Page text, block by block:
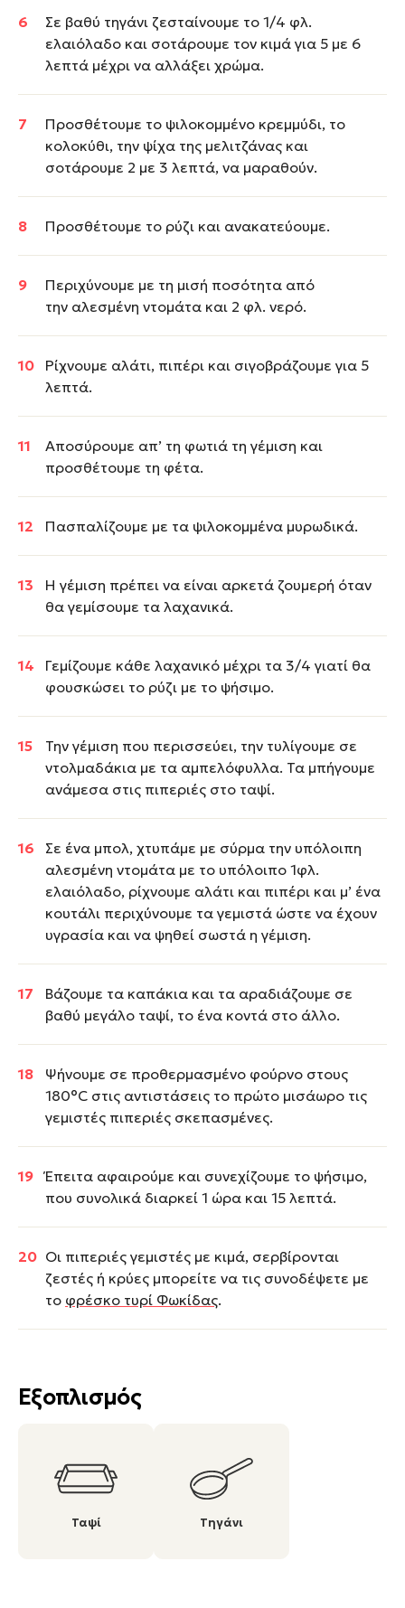
Εξοπλισμός
Ταψί Τηγάνι
Σε βαθύ τηγάνι ζεσταίνουμε το 1/4 φλ.
ελαιόλαδο και σοτάρουμε τον κιμά για 5 με 6
λεπτά μέχρι να αλλάξει χρώμα.
Προσθέτουμε το ψιλοκομμένο κρεμμύδι, το
κολοκύθι, την ψίχα της μελιτζάνας και
σοτάρουμε 2 με 3 λεπτά, να μαραθούν.
Προσθέτουμε το ρύζι και ανακατεύουμε.
Περιχύνουμε με τη μισή ποσότητα από
την αλεσμένη ντομάτα και 2 φλ. νερό.
Ρίχνουμε αλάτι, πιπέρι και σιγοβράζουμε για 5
λεπτά.
Αποσύρουμε απ’ τη φωτιά τη γέμιση και
προσθέτουμε τη φέτα.
Πασπαλίζουμε με τα ψιλοκομμένα μυρωδικά.
Η γέμιση πρέπει να είναι αρκετά ζουμερή όταν
θα γεμίσουμε τα λαχανικά.
Γεμίζουμε κάθε λαχανικό μέχρι τα 3/4 γιατί θα
φουσκώσει το ρύζι με το ψήσιμο.
Την γέμιση που περισσεύει, την τυλίγουμε σε
ντολμαδάκια με τα αμπελόφυλλα. Τα μπήγουμε
ανάμεσα στις πιπεριές στο ταψί.
Σε ένα μπολ, χτυπάμε με σύρμα την υπόλοιπη
αλεσμένη ντομάτα με το υπόλοιπο 1φλ.
ελαιόλαδο, ρίχνουμε αλάτι και πιπέρι και μ’ ένα
κουτάλι περιχύνουμε τα γεμιστά ώστε να έχουν
υγρασία και να ψηθεί σωστά η γέμιση.
Βάζουμε τα καπάκια και τα αραδιάζουμε σε
βαθύ μεγάλο ταψί, το ένα κοντά στο άλλο.
Ψήνουμε σε προθερμασμένο φούρνο στους
180°C στις αντιστάσεις το πρώτο μισάωρο τις
γεμιστές πιπεριές σκεπασμένες.
Έπειτα αφαιρούμε και συνεχίζουμε το ψήσιμο,
που συνολικά διαρκεί 1 ώρα και 15 λεπτά.
Οι πιπεριές γεμιστές με κιμά, σερβίρονται
ζεστές ή κρύες μπορείτε να τις συνοδέψετε με
το φρέσκο τυρί Φωκίδας.